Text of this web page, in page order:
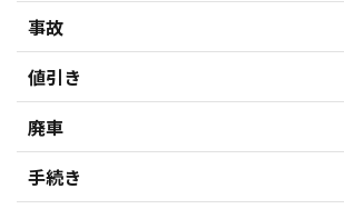
事故
値引き
廃車
手続き